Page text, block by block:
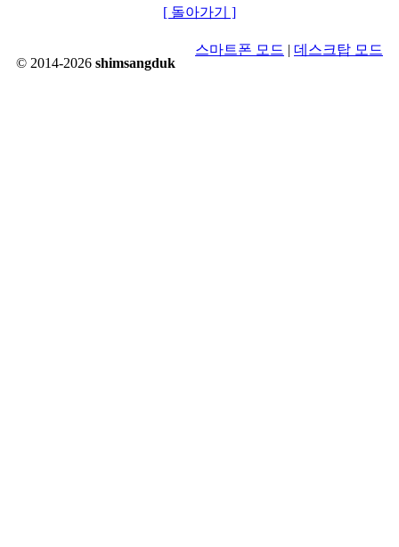
[ 돌아가기 ]
© 2014-2026 shimsangduk
스마트폰 모드 | 데스크탑 모드